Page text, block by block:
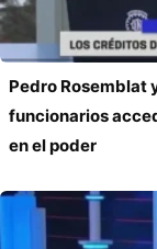
Pedro Rosemblat
funcionarios
en el poder